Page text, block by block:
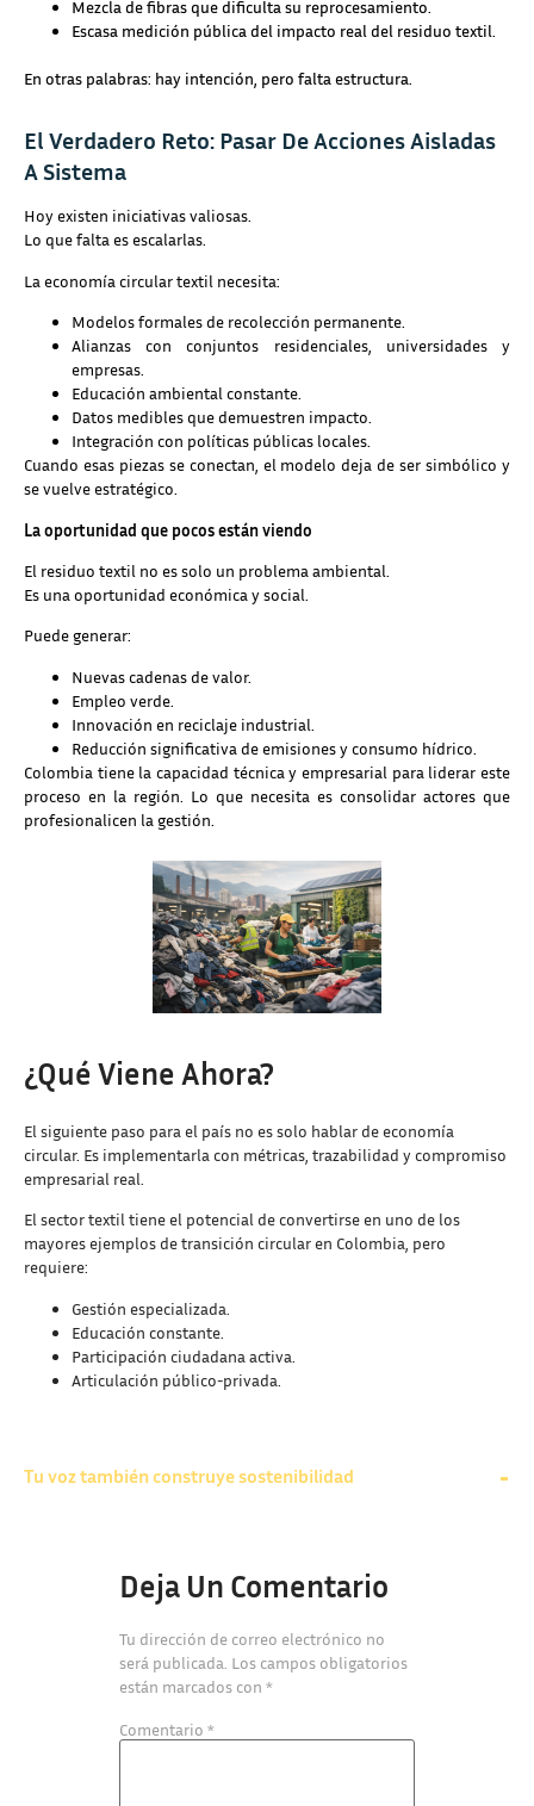
Mezcla de fibras que dificulta su reprocesamiento.
Escasa medición pública del impacto real del residuo textil.
En otras palabras: hay intención, pero falta estructura.
El Verdadero Reto: Pasar De Acciones Aisladas
A Sistema
Hoy existen iniciativas valiosas.
Lo que falta es escalarlas.
La economía circular textil necesita:
Modelos formales de recolección permanente.
Alianzas con conjuntos residenciales, universidades y
empresas.
Educación ambiental constante.
Datos medibles que demuestren impacto.
Integración con políticas públicas locales.
Cuando esas piezas se conectan, el modelo deja de ser simbólico y
se vuelve estratégico.
La oportunidad que pocos están viendo
El residuo textil no es solo un problema ambiental.
Es una oportunidad económica y social.
Puede generar:
Nuevas cadenas de valor.
Empleo verde.
Innovación en reciclaje industrial.
Reducción significativa de emisiones y consumo hídrico.
Colombia tiene la capacidad técnica y empresarial para liderar este
proceso en la región. Lo que necesita es consolidar actores que
profesionalicen la gestión.
¿Qué Viene Ahora?
El siguiente paso para el país no es solo hablar de economía
circular. Es implementarla con métricas, trazabilidad y compromiso
empresarial real.
El sector textil tiene el potencial de convertirse en uno de los
mayores ejemplos de transición circular en Colombia, pero
requiere:
Gestión especializada.
Educación constante.
Participación ciudadana activa.
Articulación público-privada.
Tu voz también construye sostenibilidad
Deja Un Comentario
Tu dirección de correo electrónico no
será publicada. Los campos obligatorios
están marcados con *
Comentario *